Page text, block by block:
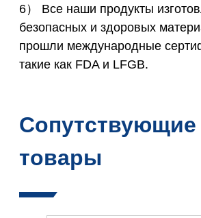
6） Все наши продукты
безопасных и здоровых
прошли международные
такие как FDA и LFGB.
Сопутствующие
товары